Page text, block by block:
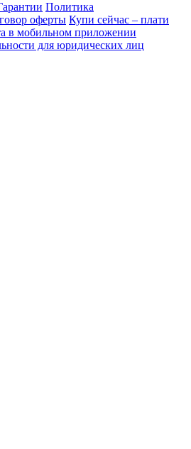
Политика
оферты Купи сейчас – плати
в мобильном приложении
для юридических лиц